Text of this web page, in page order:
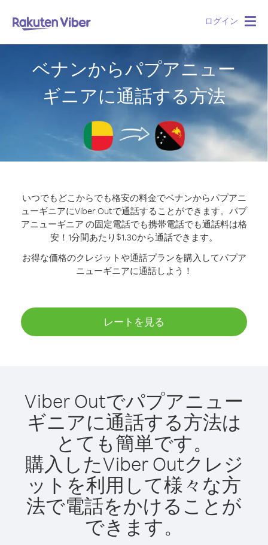
ログイン
ベナンからパプアニュー
ギニアに通話する方法
いつでもどこからでも格安の料金でベナンからパプアニ
ューギニアにViber Outで通話することができます。 パプ
アニューギニア の固定電話でも携帯電話でも通話料は格
安！1分間あたり$1.30から通話できます。
お得な価格のクレジットや通話プランを購入してパプア
ニューギニアに通話しよう！
レートを見る
Viber Outでパプアニュー
ギニアに通話する方法は
とても簡単です。
購入したViber Outクレジ
ットを利用して様々な方
法で電話をかけることが
できます。